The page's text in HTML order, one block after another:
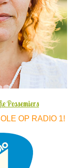
Possemiers
OP RADIO 1!